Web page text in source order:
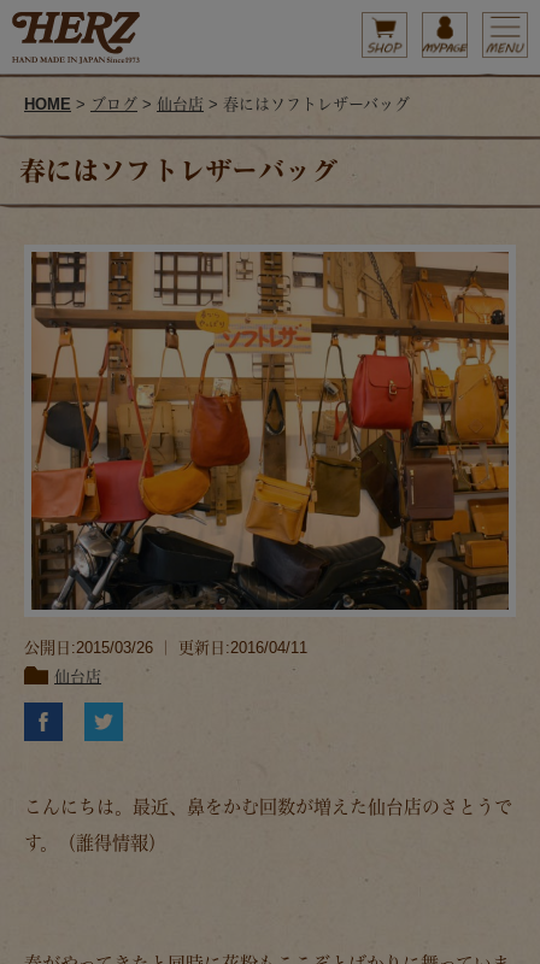
HOME > ブログ > 仙台店 > 春にはソフトレザーバッグ
春にはソフトレザーバッグ
公開日:2015/03/26 ｜ 更新日:2016/04/11
仙台店
こんにちは。最近、鼻をかむ回数が増えた仙台店のさとうで
す。（誰得情報）